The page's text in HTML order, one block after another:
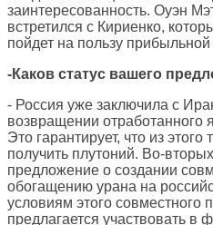
заинтересованность. Оуэн
встретился с Кириенко,
пойдет на пользу
-Каков статус вашего
- Россия уже заключила с
возвращении отработанного
Это гарантирует, что из этого
получить плутоний. Во-
предложение о создании
обогащению урана на
условиям этого совместного
предлагается участвовать в